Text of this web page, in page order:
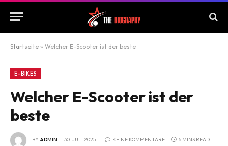
Startseite » Welcher E-Scooter ist der beste
E-BIKES
Welcher E-Scooter ist der
beste
BYADMIN 30. JULI 2025 KEINE KOMMENTARE 5 MINS READ